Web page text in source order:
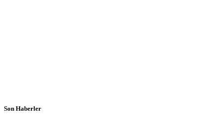
Son Haberler